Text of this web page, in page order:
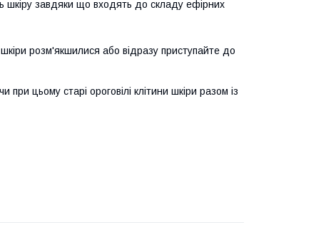
шкіру завдяки що входять до складу ефірних
розм'якшилися або відразу приступайте до
цьому старі ороговілі клітини шкіри разом із